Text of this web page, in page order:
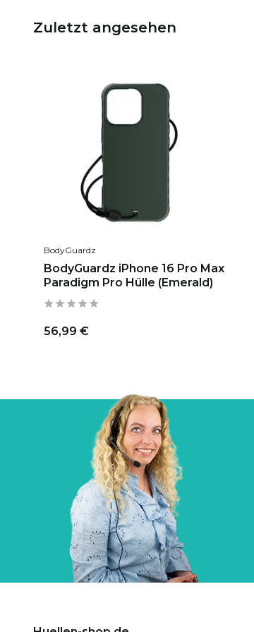
Zuletzt angesehen
BodyGuardz
BodyGuardz iPhone 16 Pro Max
Paradigm Pro Hülle (Emerald)
56,99 €